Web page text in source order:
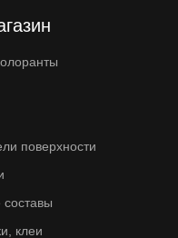
поверхности
клеи